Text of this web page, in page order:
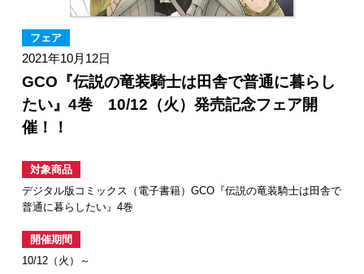
フェア
2021年10月12日
GCO『伝説の竜装騎士は田舎で普通に暮らし
たい』4巻 10/12（火）発売記念フェア開
催！！
対象商品
デジタル版コミックス（電子書籍）GCO『伝説の竜装騎士は田舎で
普通に暮らしたい』4巻
開催期間
10/12（火）～